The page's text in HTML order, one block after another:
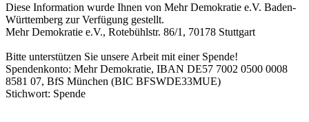
Diese Information wurde Ihnen von Mehr Demokratie e.V. Baden-
Württemberg zur Verfügung gestellt.
Mehr Demokratie e.V., Rotebühlstr. 86/1, 70178 Stuttgart
Bitte unterstützen Sie unsere Arbeit mit einer Spende!
Spendenkonto: Mehr Demokratie, IBAN DE57 7002 0500 0008
8581 07, BfS München (BIC BFSWDE33MUE)
Stichwort: Spende